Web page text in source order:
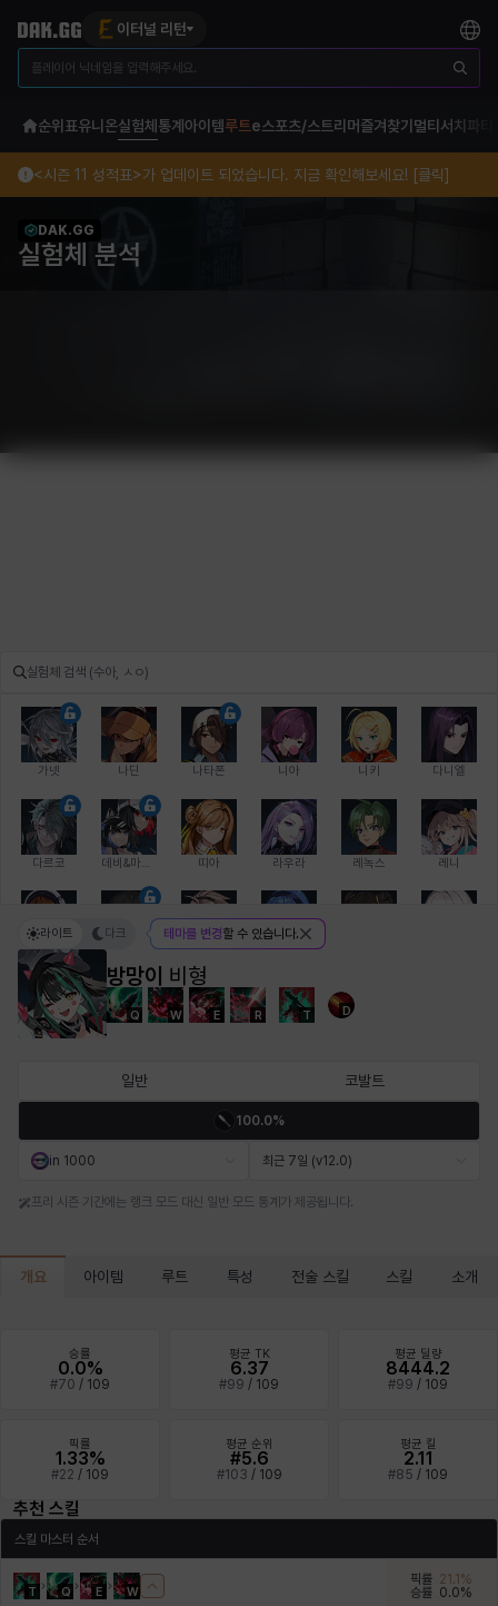
이터널 리턴
순위표유니온실험체 통계 아이템루트e스포츠/스트리머 즐겨찾기 멀티서치 파티
<시즌 11 성적표>가 업데이트 되었습니다. 지금 확인해보세요! [클릭]
DAK.GG
실험체 분석
가넷 나딘 나타폰 니아 니키 다니엘
다르코 띠아 라우라 레녹스 레니
레온 루크 르노어
바바라 버니스 블레어 비앙카 비형 샬럿
에스텔
윌리엄 유민 이바
방망이 비형
Q W E R T D
라이트 다크 테마를 변경할 수 있습니다.
일반 코발트
100.0%
in 1000 최근 7일 (v12.0)
프리 시즌 기간에는 랭크 모드 대신 일반 모드 통계가 제공됩니다.
개요 아이템 루트 특성 전술 스킬 스킬 소개
승률
0.0%
#70 / 109
평균 TK
6.37
#99 / 109
평균 딜량
8444.2
#99 / 109
픽률
1.33%
#22 / 109
평균 순위
#5.6
#103 / 109
평균 킬
2.11
#85 / 109
추천 스킬
스킬 마스터 순서
T Q E W
픽률 21.1%
승률 0.0%